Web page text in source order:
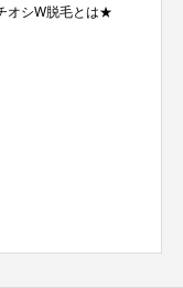
容液配合のトリートメントマ